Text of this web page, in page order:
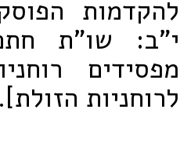
להקדמות
י"ב: שו"ת
מפסידים
לרוחניות הזולת].